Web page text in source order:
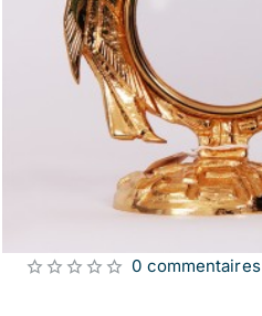
0 commentaires